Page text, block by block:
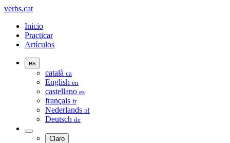
verbs.cat
Inicio
Practicar
Artículos
es
català ca
English en
castellano es
français fr
Nederlands nl
Deutsch de
Claro